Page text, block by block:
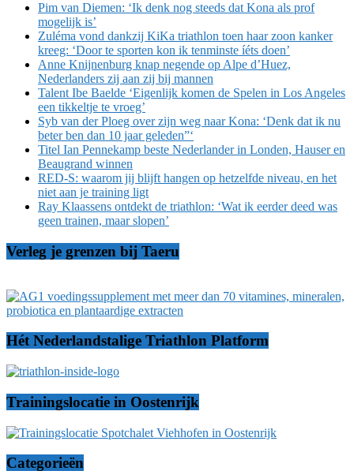
Pim van Diemen: ‘Ik denk nog steeds dat Kona als prof
mogelijk is’
Zuléma vond dankzij KiKa triathlon toen haar zoon kanker
kreeg: ‘Door te sporten kon ik tenminste íéts doen’
Anne Knijnenburg knap negende op Alpe d’Huez,
Nederlanders zij aan zij bij mannen
Talent Ibe Baelde ‘Eigenlijk komen de Spelen in Los Angeles
een tikkeltje te vroeg’
Syb van der Ploeg over zijn weg naar Kona: ‘Denk dat ik nu
beter ben dan 10 jaar geleden”‘
Titel Ian Pennekamp beste Nederlander in Londen, Hauser en
Beaugrand winnen
RED-S: waarom jij blijft hangen op hetzelfde niveau, en het
niet aan je training ligt
Ray Klaassens ontdekt de triathlon: ‘Wat ik eerder deed was
geen trainen, maar slopen’
Verleg je grenzen bij Taeru
Hét Nederlandstalige Triathlon Platform
Trainingslocatie in Oostenrijk
Categorieën